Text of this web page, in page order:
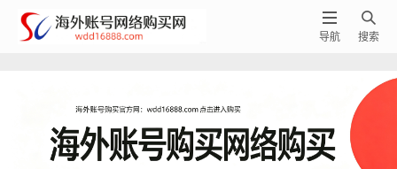

搜索

导航